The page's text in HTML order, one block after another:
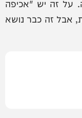
אבל זה כבר נושא